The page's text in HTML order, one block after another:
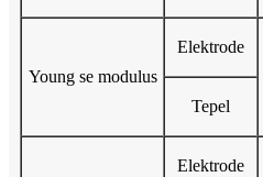
Young se modulus
Elektrode
Tepel
Elektrode